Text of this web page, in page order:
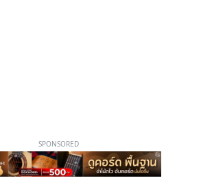
SPONSORED